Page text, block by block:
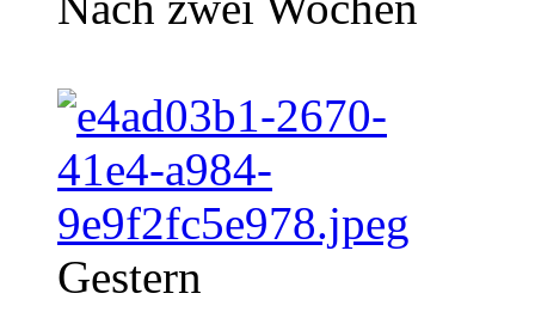
Gestern